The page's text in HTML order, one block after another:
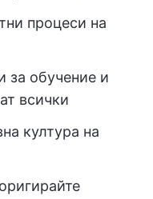
процеси на
за обучение и
всички
култура на